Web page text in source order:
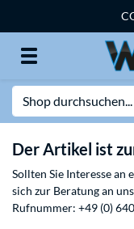
Der Artikel ist
Sollten Sie Interesse
sich zur Beratung an
Rufnummer: +49 (0)